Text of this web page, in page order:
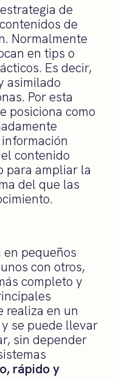
de
de
Normalmente
en tips o
Es decir,
asimilado
Por esta
posiciona como
contenido
para ampliar la
del que las
en pequeños
con otros,
completo y
realiza en un
se puede llevar
sin depender
rápido y